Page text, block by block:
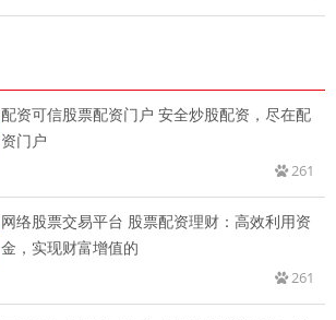
配资可信股票配资门户 安全炒股配资，尽在配
资门户
261
网络股票交易平台 股票配资理财：高效利用资
金，实现财富增值的
261